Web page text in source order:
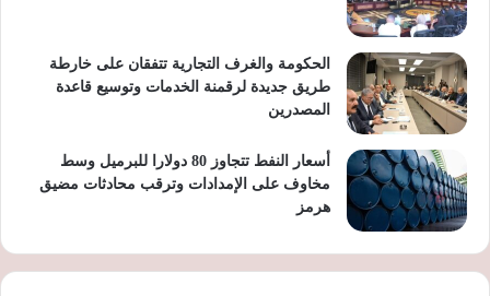
الحكومة والغرف التجارية تتفقان على خارطة
طريق جديدة لرقمنة الخدمات وتوسيع قاعدة
المصدرين
أسعار النفط تتجاوز 80 دولارا للبرميل وسط
مخاوف على الإمدادات وترقب محادثات مضيق
هرمز